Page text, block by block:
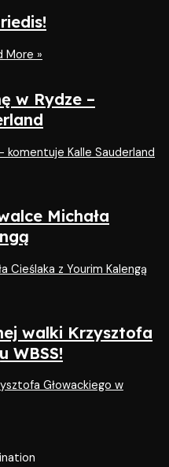
More »
w Rydze –
komentuje Kalle Sauderland
Michała
Cieślaka z Yourim Kalengą
walki Krzysztofa
WBSS!
Głowackiego w